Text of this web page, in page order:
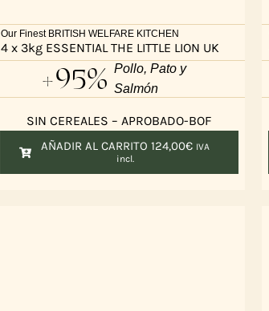
Our Finest BRITISH WELFARE KITCHEN
4 x 3kg ESSENTIAL THE LITTLE LION UK
+95% Pollo, Pato y
Salmón
SIN CEREALES – APROBADO-BOF
AÑADIR AL CARRITO 124,00€ IVA
incl.